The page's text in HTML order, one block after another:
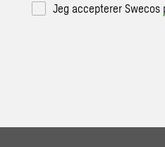
Jeg accepterer Swecos